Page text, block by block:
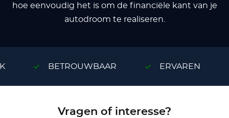
hoe eenvoudig het is om de financiële kant van je
autodroom te realiseren.
BETROUWBAAR ERVAREN
Vragen of interesse?